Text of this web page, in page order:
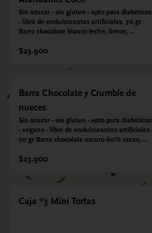
Sin azucar - sin gluten - apto para diabeticos
- libre de endulcorantes artificiales. 70 gr
Barra chocolate blanco leche, limon,
con alulosa.
$23.900
Barra Chocolate y Crumble de
nueces
Sin azucar - sin gluten - apto para diabeticos
- vegano - libre de endulcorantes artificiales.
70 gr Barra chocolate oscuro 60% cacao,
sal marina. Endulzada con alulosa.
$23.900
Caja *3 Mini Tortas